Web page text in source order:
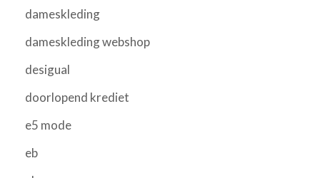
dameskleding
dameskleding webshop
desigual
doorlopend krediet
e5 mode
eb